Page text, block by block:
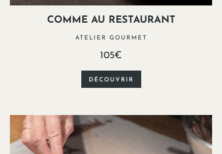
COMME AU RESTAURANT
ATELIER GOURMET
105€
DÉCOUVRIR